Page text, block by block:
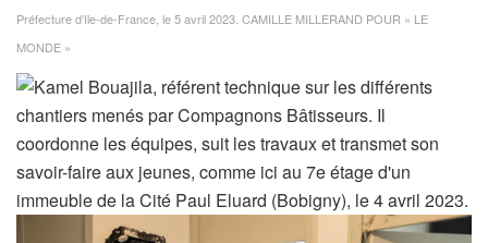
Préfecture d’Ile-de-France, le 5 avril 2023. CAMILLE MILLERAND POUR « LE
MONDE »